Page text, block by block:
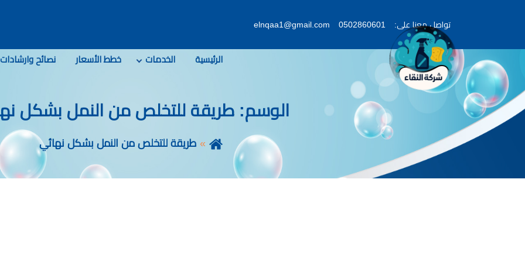
تواصل معنا على: 0502860601
elnqaa1@gmail.com
الرئيسية الخدمات خطط الأسعار نصائح وارشادات
الوسم:طريقة للتخلص من النمل بشكل
طريقة للتخلص من النمل بشكل نهائي